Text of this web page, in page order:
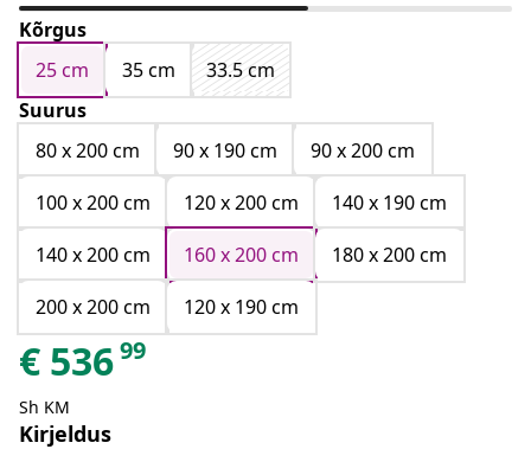
Kõrgus
25 cm
35 cm
33.5 cm
Suurus
80 x 200 cm
90 x 190 cm
90 x 200 cm
100 x 200 cm
120 x 200 cm
140 x 190 cm
140 x 200 cm
160 x 200 cm
180 x 200 cm
200 x 200 cm
120 x 190 cm
€ 53699
Sh KM
Kirjeldus